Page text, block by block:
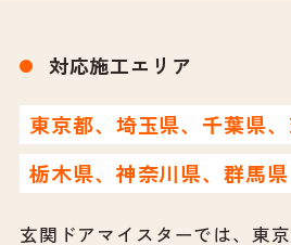
対応施工エリア
東京都、埼玉県、千葉県
栃木県、神奈川県、群馬県
玄関ドアマイスターでは、東